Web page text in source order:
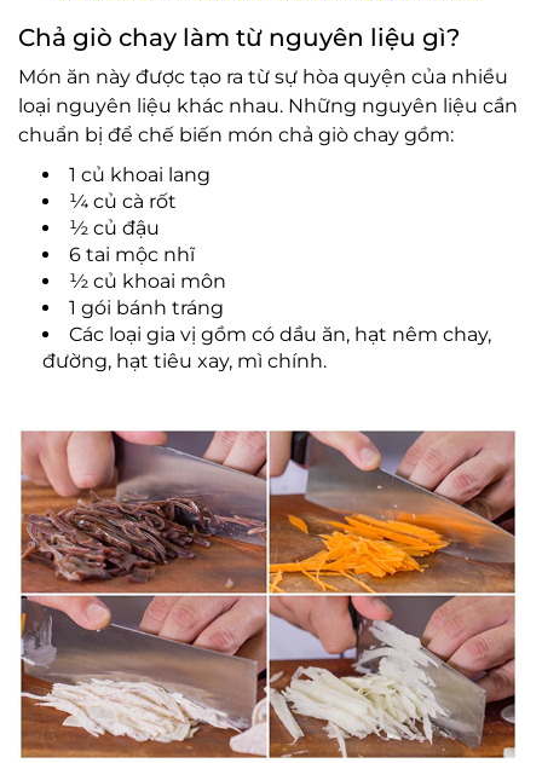
Chả giò chay làm từ nguyên liệu gì?
Món ăn này được tạo ra từ sự hòa quyện của nhiều
loại nguyên liệu khác nhau. Những nguyên liệu cần
chuẩn bị để chế biến món chả giò chay gồm:
1 củ khoai lang
¼ củ cà rốt
½ củ đậu
6 tai mộc nhĩ
½ củ khoai môn
1 gói bánh tráng
Các loại gia vị gồm có dầu ăn, hạt nêm chay,
đường, hạt tiêu xay, mì chính.